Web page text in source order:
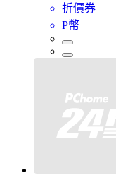
折價券
P幣